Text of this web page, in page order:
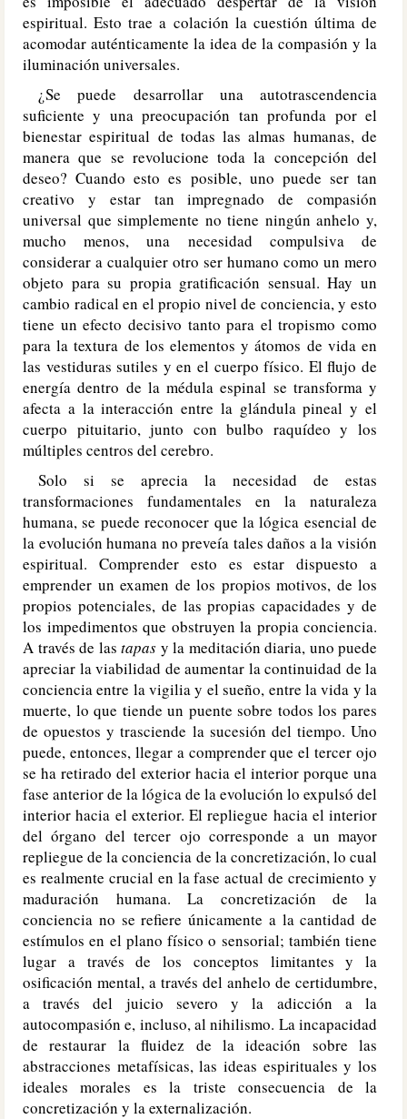
espiritual. Esto trae a colación la cuestión última de
acomodar auténticamente la idea de la compasión y la
iluminación universales.
¿Se puede desarrollar una autotrascendencia
suficiente y una preocupación tan profunda por el
bienestar espiritual de todas las almas humanas, de
manera que se revolucione toda la concepción del
deseo? Cuando esto es posible, uno puede ser tan
creativo y estar tan impregnado de compasión
universal que simplemente no tiene ningún anhelo y,
mucho menos, una necesidad compulsiva de
considerar a cualquier otro ser humano como un mero
objeto para su propia gratificación sensual. Hay un
cambio radical en el propio nivel de conciencia, y esto
tiene un efecto decisivo tanto para el tropismo como
para la textura de los elementos y átomos de vida en
las vestiduras sutiles y en el cuerpo físico. El flujo de
energía dentro de la médula espinal se transforma y
afecta a la interacción entre la glándula pineal y el
cuerpo pituitario, junto con bulbo raquídeo y los
múltiples centros del cerebro.
Solo si se aprecia la necesidad de estas
transformaciones fundamentales en la naturaleza
humana, se puede reconocer que la lógica esencial de
la evolución humana no preveía tales daños a la visión
espiritual. Comprender esto es estar dispuesto a
emprender un examen de los propios motivos, de los
propios potenciales, de las propias capacidades y de
los impedimentos que obstruyen la propia conciencia.
A través de las tapas y la meditación diaria, uno puede
apreciar la viabilidad de aumentar la continuidad de la
conciencia entre la vigilia y el sueño, entre la vida y la
muerte, lo que tiende un puente sobre todos los pares
de opuestos y trasciende la sucesión del tiempo. Uno
puede, entonces, llegar a comprender que el tercer ojo
se ha retirado del exterior hacia el interior porque una
fase anterior de la lógica de la evolución lo expulsó del
interior hacia el exterior. El repliegue hacia el interior
del órgano del tercer ojo corresponde a un mayor
repliegue de la conciencia de la concretización, lo cual
es realmente crucial en la fase actual de crecimiento y
maduración humana. La concretización de la
conciencia no se refiere únicamente a la cantidad de
estímulos en el plano físico o sensorial; también tiene
lugar a través de los conceptos limitantes y la
osificación mental, a través del anhelo de certidumbre,
a través del juicio severo y la adicción a la
autocompasión e, incluso, al nihilismo. La incapacidad
de restaurar la fluidez de la ideación sobre las
abstracciones metafísicas, las ideas espirituales y los
ideales morales es la triste consecuencia de la
concretización y la externalización.